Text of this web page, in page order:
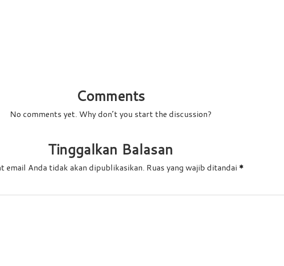
Comments
No comments yet. Why don’t you start the discussion?
Tinggalkan Balasan
email Anda tidak akan dipublikasikan. Ruas yang wajib ditandai *